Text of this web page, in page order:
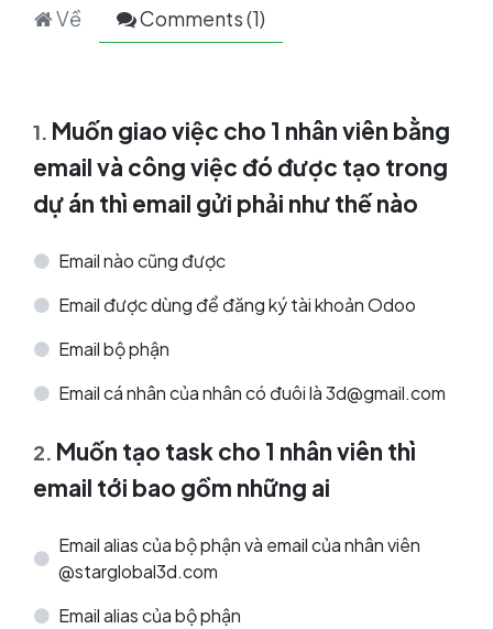
Về Comments (1)
1. Muốn giao việc cho 1 nhân viên bằng
email và công việc đó được tạo trong
dự án thì email gửi phải như thế nào
Email nào cũng được
Email được dùng để đăng ký tài khoản Odoo
Email bộ phận
Email cá nhân của nhân có đuôi là 3d@gmail.com
2. Muốn tạo task cho 1 nhân viên thì
email tới bao gồm những ai
Email alias của bộ phận và email của nhân viên
@starglobal3d.com
Email alias của bộ phận